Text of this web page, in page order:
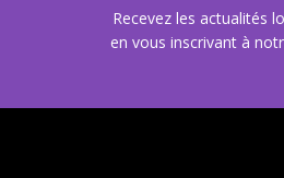
Recevez les actualités
en vous inscrivant à